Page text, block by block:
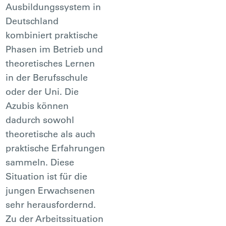
Ausbildungssystem in
Deutschland
kombiniert praktische
Phasen im Betrieb und
theoretisches Lernen
in der Berufsschule
oder der Uni. Die
Azubis können
dadurch sowohl
theoretische als auch
praktische Erfahrungen
sammeln. Diese
Situation ist für die
jungen Erwachsenen
sehr herausfordernd.
Zu der Arbeitssituation